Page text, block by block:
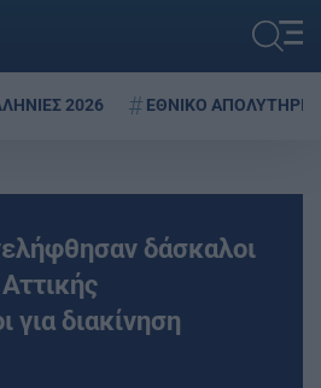
2026 ΕΘΝΙΚΟ ΑΠΟΛΥΤΗΡΙΟ
δάσκαλοι
για διακίνηση